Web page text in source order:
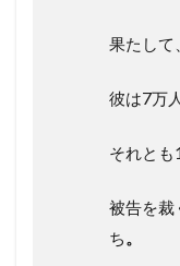
果たして、
彼は7万
それとも
被告を裁
ち。